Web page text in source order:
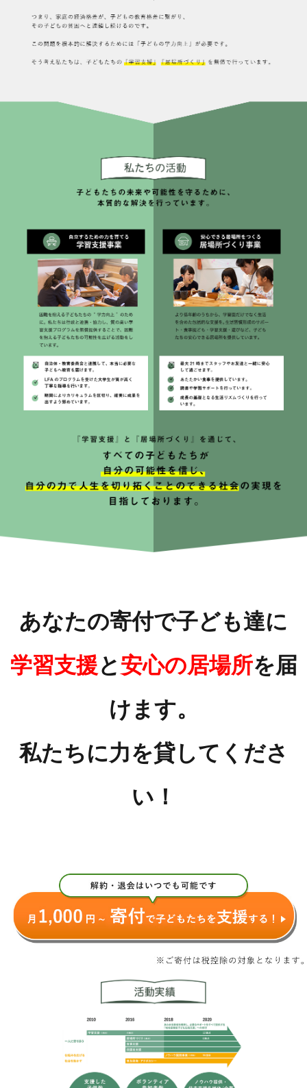
あなたの寄付で子ども達に
学習支援と安心の居場所を届
けます。
私たちに力を貸してくださ
い！